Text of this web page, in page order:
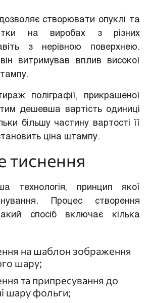
створювати опуклі та
на виробах з різних
з нерівною поверхнею.
витримував вплив високої
поліграфії, прикрашеної
дешевша вартість одиниці
більшу частину вартості її
ціна штампу.
тиснення
технологія, принцип якої
Процес створення
спосіб включає кілька
на шаблон зображення
шару;
та припресування до
шару фольги;